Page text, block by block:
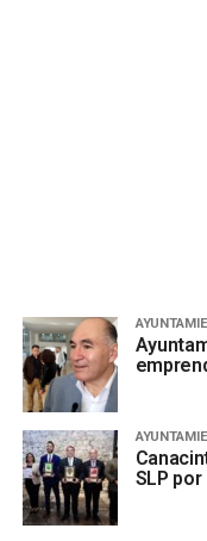
SLP por